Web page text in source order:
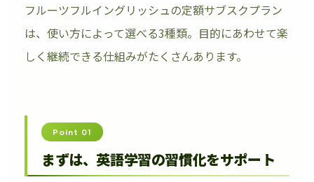
フルーツフルイングリッシュの定額サブスクプラン
は、使い方によって選べる3種類。目的にあわせて楽
しく継続できる仕組みがたくさんあります。
Point 01
まずは、英語学習の習慣化をサポート